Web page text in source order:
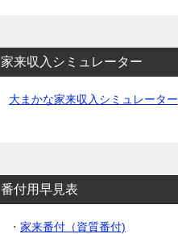
家来収入シミュレーター
大まかな家来収入シミュレーター
番付用早見表
・ 家来番付（資質番付)